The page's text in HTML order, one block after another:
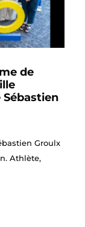
de
Groulx
Athlète,